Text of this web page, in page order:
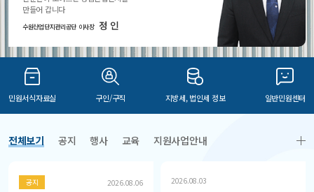
만들어 갑니다
수원산업단지관리공단 이사장 정 인
민원서식자료실 구인/구직 지방세, 법인세 정보 일반민원센터
전체보기 공지 행사 교육 지원사업안내
공지 2026.08.06 2026.08.03